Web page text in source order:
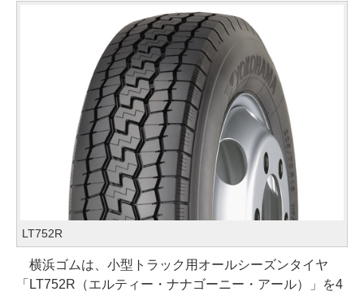
LT752R
横浜ゴムは、小型トラック用オールシーズンタイヤ
「LT752R（エルティー・ナナゴーニー・アール）」を4